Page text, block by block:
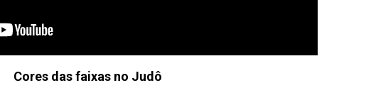
Cores das faixas no Judô